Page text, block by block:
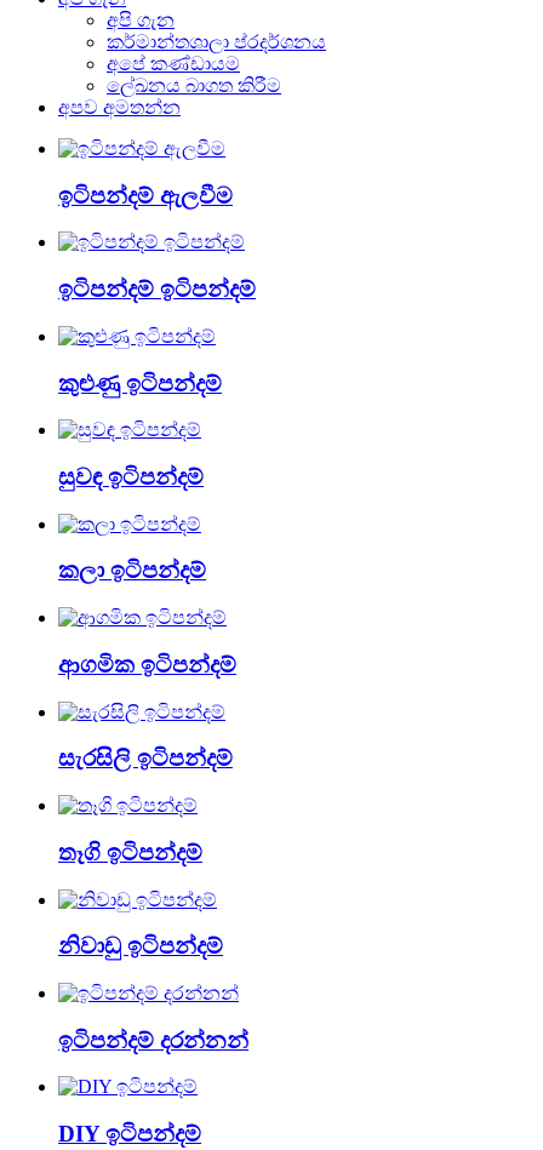
අපි ගැන
කර්මාන්තශාලා ප්රදර්ශනය
අපේ කණ්ඩායම
ලේඛනය බාගත කිරීම
අපව අමතන්න
ඉටිපන්දම් ඇලවීම
ඉටිපන්දම් ඉටිපන්දම්
කුළුණු ඉටිපන්දම්
සුවඳ ඉටිපන්දම්
කලා ඉටිපන්දම්
ආගමික ඉටිපන්දම්
සැරසිලි ඉටිපන්දම්
තෑගි ඉටිපන්දම්
නිවාඩු ඉටිපන්දම්
ඉටිපන්දම් දරන්නන්
DIY ඉටිපන්දම්